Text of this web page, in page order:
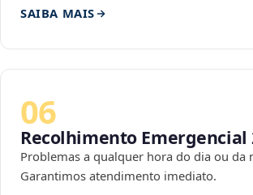
SAIBA MAIS
06
Recolhimento Emergencial
Problemas a qualquer hora do dia ou da
Garantimos atendimento imediato.